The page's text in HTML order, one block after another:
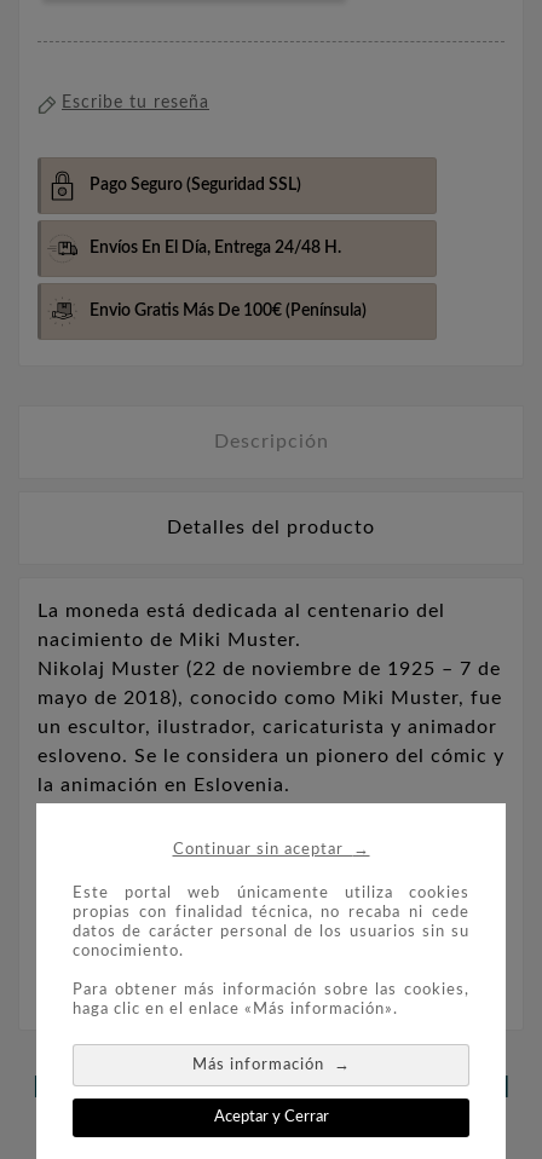
Continuar sin aceptar →
Este portal web únicamente utiliza cookies
propias con finalidad técnica, no recaba ni cede
datos de carácter personal de los usuarios sin su
conocimiento.
Para obtener más información sobre las cookies,
haga clic en el enlace «Más información».
Más información →
Aceptar y Cerrar
Escribe tu reseña
Pago Seguro (Seguridad SSL)
Envíos En El Día, Entrega 24/48 H.
Envio Gratis Más De 100€ (Península)
Descripción
Detalles del producto
La moneda está dedicada al centenario del
nacimiento de Miki Muster.
Nikolaj Muster (22 de noviembre de 1925 – 7 de
mayo de 2018), conocido como Miki Muster, fue
un escultor, ilustrador, caricaturista y animador
esloveno. Se le considera un pionero del cómic y
la animación en Eslovenia.
Es conocido por su serie de cómics
protagonizada por los personajes Zvitorepec,
Trdonja y Lakotnik. Estos tres personajes
aparecen representados en la moneda.
LOS CLIENTES QUE ADQUIRIERON
ESTE PRODUCTO TAMBIÉN